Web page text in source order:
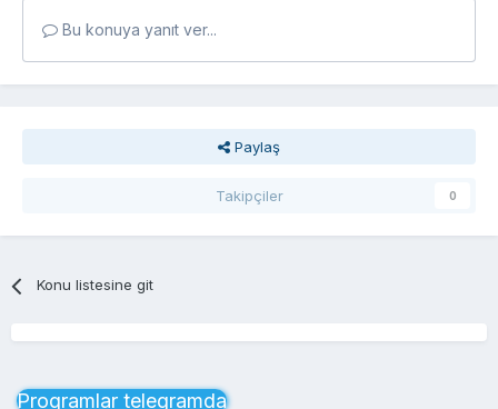
Bu konuya yanıt ver...
Paylaş
Takipçiler 0
Konu listesine git
Proqramlar telegramda